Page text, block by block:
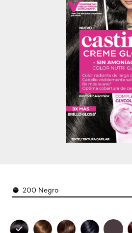
Color200 Negro